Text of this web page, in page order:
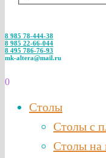
8 985 78-444-38
8 985 22-66-044
8 495 786-76-93
mk-altera@mail.ru
0
Столы
Столы с
Столы на